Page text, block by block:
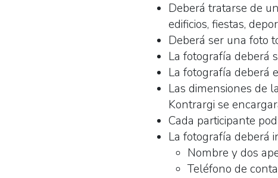
Deberá tratarse de
edificios, fiestas,
Deberá ser una foto
La fotografía deberá
La fotografía deberá
Las dimensiones de
Kontrargi se
Cada participante
La fotografía deberá
Nombre y dos
Teléfono de